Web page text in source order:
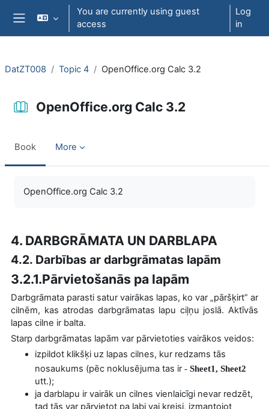
Skip to main content
You are currently using guest
access
Log
in
DatZT008 Topic 4 OpenOffice.org Calc 3.2
OpenOffice.org Calc 3.2
Book More
OpenOffice.org Calc 3.2
4. DARBGRĀMATA UN DARBLAPA
4.2. Darbības ar darbgrāmatas lapām
3.2.1.Pārvietošanās pa lapām
Darbgrāmata parasti satur vairākas lapas, ko var „pāršķirt” ar
cilnēm, kas atrodas darbgrāmatas lapu ciļņu joslā. Aktīvās
lapas cilne ir balta.
Starp darbgrāmatas lapām var pārvietoties vairākos veidos:
izpildot klikšķi uz lapas cilnes, kur redzams tās
nosaukums (pēc noklusējuma tas ir- Sheet1, Sheet2
utt.);
ja darblapu ir vairāk un cilnes vienlaicīgi nevar redzēt,
tad tās var pārvietot pa labi vai kreisi, izmantojot